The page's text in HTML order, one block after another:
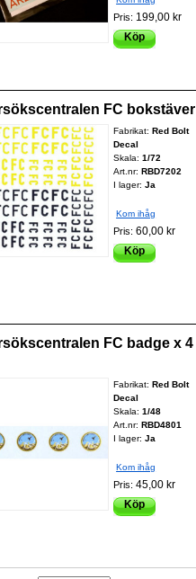
Pris: 199,00 kr
Köp
FC bokstäver
Fabrikat:Red Bolt
Decal
Skala:1/72
Art.nr:RBD7202
I lager: Ja
Kom ihåg
Pris:60,00 kr
Köp
FC badge x 4
Fabrikat:Red Bolt
Decal
Skala:1/48
Art.nr:RBD4801
I lager: Ja
Kom ihåg
Pris:45,00 kr
Köp